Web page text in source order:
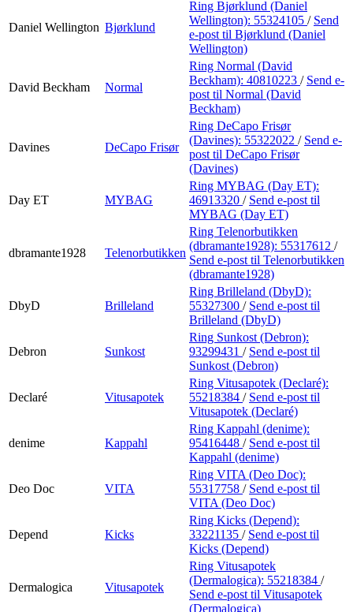
Daniel Wellington Bjørklund
Ring Bjørklund (Daniel
Wellington): 55324105 / Send
e-post til Bjørklund (Daniel
Wellington)
David Beckham Normal
Ring Normal (David
Beckham): 40810223 / Send e-
post til Normal (David
Beckham)
Davines DeCapo Frisør
Ring DeCapo Frisør
(Davines): 55322022 / Send e-
post til DeCapo Frisør
(Davines)
Day ET MYBAG
Ring MYBAG (Day ET):
46913320 / Send e-post til
MYBAG (Day ET)
dbramante1928 Telenorbutikken
Ring Telenorbutikken
(dbramante1928): 55317612 /
Send e-post til Telenorbutikken
(dbramante1928)
DbyD Brilleland
Ring Brilleland (DbyD):
55327300 / Send e-post til
Brilleland (DbyD)
Debron Sunkost
Ring Sunkost (Debron):
93299431 / Send e-post til
Sunkost (Debron)
Declaré Vitusapotek
Ring Vitusapotek (Declaré):
55218384 / Send e-post til
Vitusapotek (Declaré)
denime Kappahl
Ring Kappahl (denime):
95416448 / Send e-post til
Kappahl (denime)
Deo Doc VITA
Ring VITA (Deo Doc):
55317758 / Send e-post til
VITA (Deo Doc)
Depend Kicks
Ring Kicks (Depend):
33221135 / Send e-post til
Kicks (Depend)
Dermalogica Vitusapotek
Ring Vitusapotek
(Dermalogica): 55218384 /
Send e-post til Vitusapotek
(Dermalogica)